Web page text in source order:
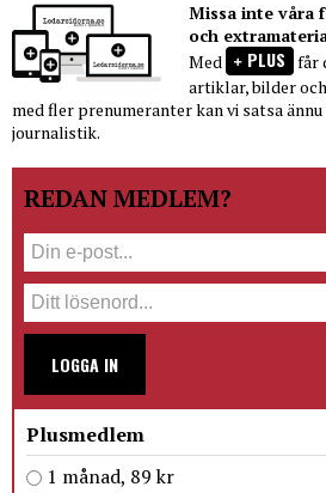
Missa inte våra
och
Med
PLUS får
artiklar, bilder
med fler prenumeranter kan vi satsa
journalistik.
REDAN MEDLEM?
LOGGA IN
Plusmedlem
1 månad, 89 kr